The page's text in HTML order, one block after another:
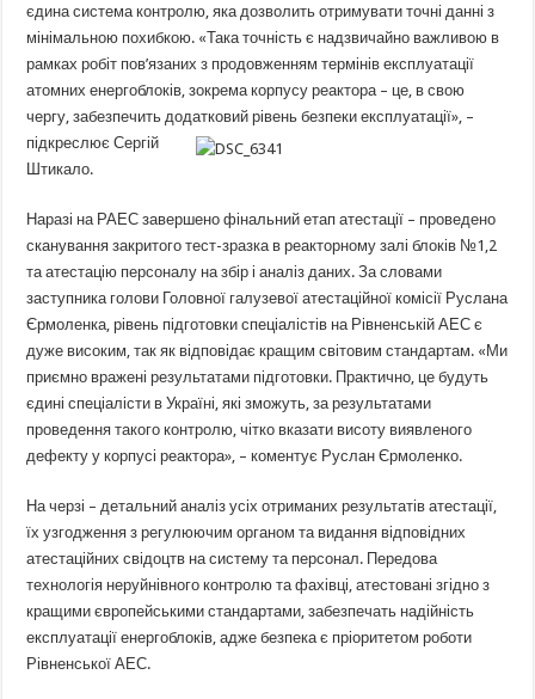
єдина система контролю, яка дозволить отримувати точні данні з
мінімальною похибкою. «Така точність є надзвичайно важливою в
рамках робіт пов’язаних з продовженням термінів експлуатації
атомних енергоблоків, зокрема корпусу реактора – це, в свою
чергу, забезпечить додатковий рівень безпеки експлуатації», –
підкреслює Сергій
Штикало.
Наразі на РАЕС завершено фінальний етап атестації – проведено
сканування закритого тест-зразка в реакторному залі блоків №1,2
та атестацію персоналу на збір і аналіз даних. За словами
заступника голови Головної галузевої атестаційної комісії Руслана
Єрмоленка, рівень підготовки спеціалістів на Рівненській АЕС є
дуже високим, так як відповідає кращим світовим стандартам. «Ми
приємно вражені результатами підготовки. Практично, це будуть
єдині спеціалісти в Україні, які зможуть, за результатами
проведення такого контролю, чітко вказати висоту виявленого
дефекту у корпусі реактора», – коментує Руслан Єрмоленко.
На черзі – детальний аналіз усіх отриманих результатів атестації,
їх узгодження з регулюючим органом та видання відповідних
атестаційних свідоцтв на систему та персонал. Передова
технологія неруйнівного контролю та фахівці, атестовані згідно з
кращими європейськими стандартами, забезпечать надійність
експлуатації енергоблоків, адже безпека є пріоритетом роботи
Рівненської АЕС.